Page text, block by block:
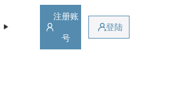
注册账
号
登陆